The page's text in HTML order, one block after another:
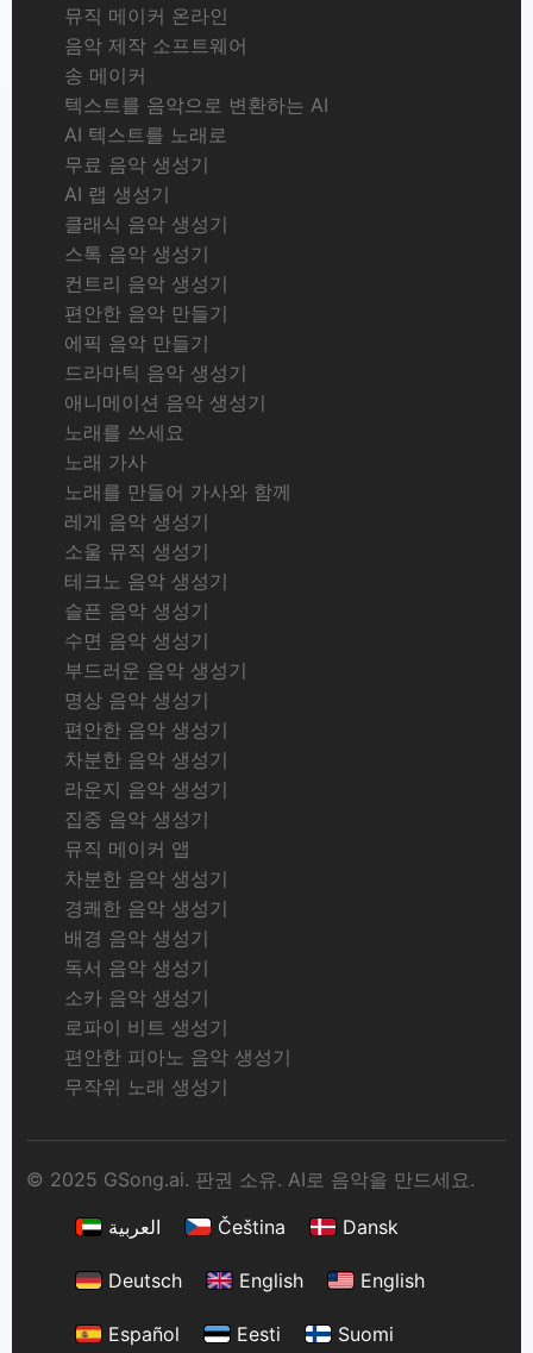
뮤직 메이커 온라인
음악 제작 소프트웨어
송 메이커
텍스트를 음악으로 변환하는 AI
AI 텍스트를 노래로
무료 음악 생성기
AI 랩 생성기
클래식 음악 생성기
스톡 음악 생성기
컨트리 음악 생성기
편안한 음악 만들기
에픽 음악 만들기
드라마틱 음악 생성기
애니메이션 음악 생성기
노래를 쓰세요
노래 가사
노래를 만들어 가사와 함께
레게 음악 생성기
소울 뮤직 생성기
테크노 음악 생성기
슬픈 음악 생성기
수면 음악 생성기
부드러운 음악 생성기
명상 음악 생성기
편안한 음악 생성기
차분한 음악 생성기
라운지 음악 생성기
집중 음악 생성기
뮤직 메이커 앱
차분한 음악 생성기
경쾌한 음악 생성기
배경 음악 생성기
독서 음악 생성기
소카 음악 생성기
로파이 비트 생성기
편안한 피아노 음악 생성기
무작위 노래 생성기
© 2025 GSong.ai. 판권 소유. AI로 음악을 만드세요.
العربية
Čeština Dansk
Deutsch English English
Español Eesti Suomi